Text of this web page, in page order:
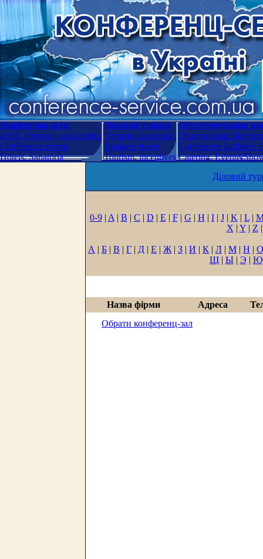
Конференц-зали
в БЦ, готелях, санаторіях
Conference rooms
Hotels. Sanatoria
Діловий туризм
Туризм, інсентив
Business travel
Tourism, incentives
Обслуговування
Обладнання.
Conference facilities.
Catering.
Діловий
0-9| A | B | C | D | E | F| G | H | I| J| K | L|
X | Y| Z |
А | Б | В | Г | Д | Е | Ж | З | И | К | Л | М | Н | О
Щ| Ы| Э | Ю
Назва фірми Адреса
Обрати конференц-зал